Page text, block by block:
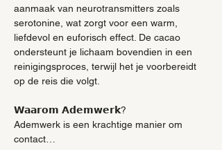
aanmaak van neurotransmitters zoals
serotonine, wat zorgt voor een warm,
liefdevol en euforisch effect. De cacao
ondersteunt je lichaam bovendien in een
reinigingsproces, terwijl het je voorbereidt
op de reis die volgt.
𝗪𝗮𝗮𝗿𝗼𝗺 𝗔𝗱𝗲𝗺𝘄𝗲𝗿𝗸?
Ademwerk is een krachtige manier om
contact…